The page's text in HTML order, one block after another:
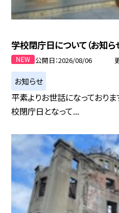
学校閉庁日について（お知ら
公開日 2026/08/06
お知らせ
平素よりお世話になっておりま
校閉庁日となって...